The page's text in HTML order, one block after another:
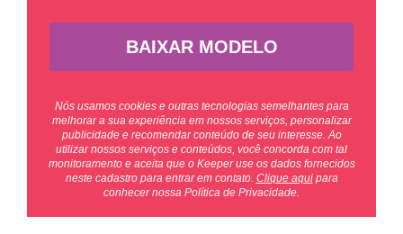
BAIXAR MODELO
Nós usamos cookies e outras tecnologias semelhantes para
melhorar a sua experiência em nossos serviços, personalizar
publicidade e recomendar conteúdo de seu interesse. Ao
utilizar nossos serviços e conteúdos, você concorda com tal
monitoramento e aceita que o Keeper use os dados fornecidos
neste cadastro para entrar em contato. Clique aquipara
conhecer nossa Política de Privacidade.